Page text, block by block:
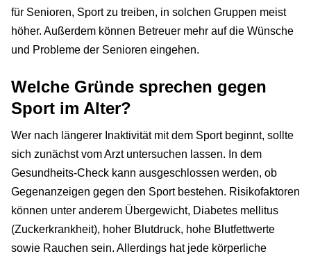
für Senioren, Sport zu treiben, in solchen Gruppen meist
höher. Außerdem können Betreuer mehr auf die Wünsche
und Probleme der Senioren eingehen.
Welche Gründe sprechen gegen
Sport im Alter?
Wer nach längerer Inaktivität mit dem Sport beginnt, sollte
sich zunächst vom Arzt untersuchen lassen. In dem
Gesundheits-Check kann ausgeschlossen werden, ob
Gegenanzeigen gegen den Sport bestehen. Risikofaktoren
können unter anderem Übergewicht, Diabetes mellitus
(Zuckerkrankheit), hoher Blutdruck, hohe Blutfettwerte
sowie Rauchen sein. Allerdings hat jede körperliche